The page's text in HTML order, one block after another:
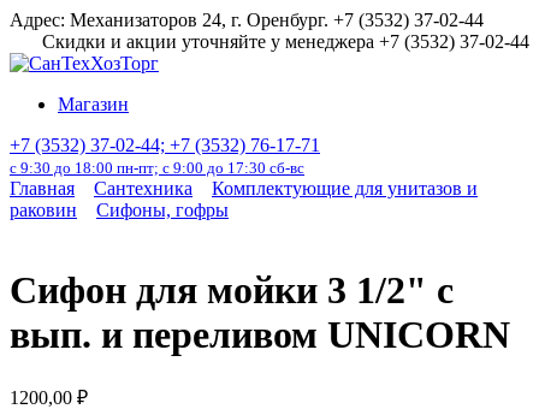
Перейти
содержанию
Адрес: Механизаторов 24, г. Оренбург. +7 (3532) 37-02-44
Скидки и акции уточняйте у менеджера +7 (3532) 37-02-44
Магазин
+7 (3532) 37-02-44; +7 (3532) 76-17-71
с 9:30 до 18:00 пн-пт; с 9:00 до 17:30 сб-вс
Главная Сантехника
Комплектующие для унитазов и
раковин
Сифоны, гофры
Сифон для мойки 3 1/2" с
вып. и переливом UNICORN
1200,00 ₽